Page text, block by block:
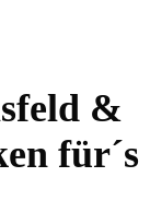
&
für´s